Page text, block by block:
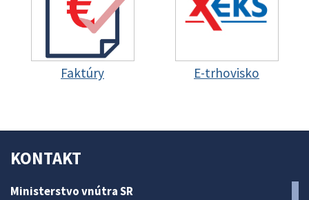
Faktúry E-trhovisko
KONTAKT
Ministerstvo vnútra SR